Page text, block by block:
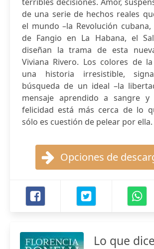
de una serie de hechos reales
el mundo –la Revolución
de Fangio en La Habana, el
diseñan la trama de esta
Viviana Rivero. Los colores de
una historia irresistible,
búsqueda de un ideal –la
mensaje aprendido a sangre y
felicidad está más cerca de lo
sólo es cuestión de pelear por ella.
Opciones de
Lo que